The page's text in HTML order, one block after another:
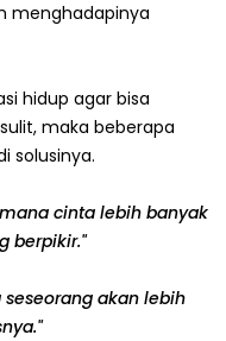
menghadapinya
hidup agar bisa
maka beberapa
solusinya.
cinta lebih banyak
berpikir."
akan lebih